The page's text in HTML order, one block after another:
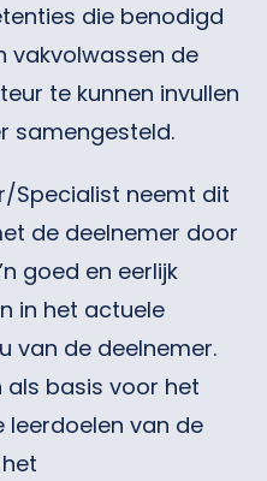
die benodigd
vakvolwassen de
te kunnen invullen
samengesteld.
Specialist neemt dit
de deelnemer door
goed en eerlijk
in het actuele
van de deelnemer.
als basis voor het
leerdoelen van de